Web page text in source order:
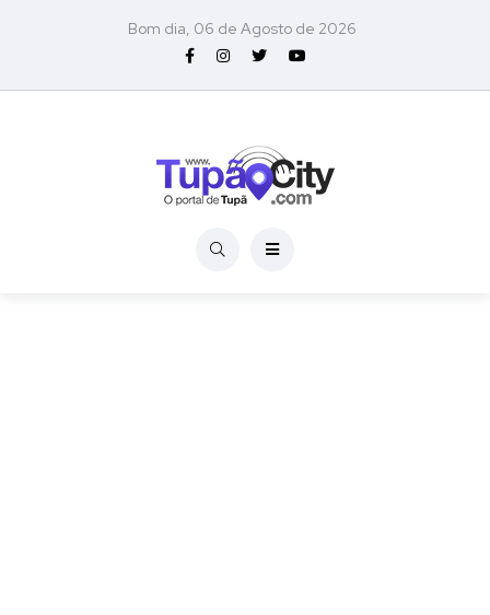
Bom dia, 06 de Agosto de 2026